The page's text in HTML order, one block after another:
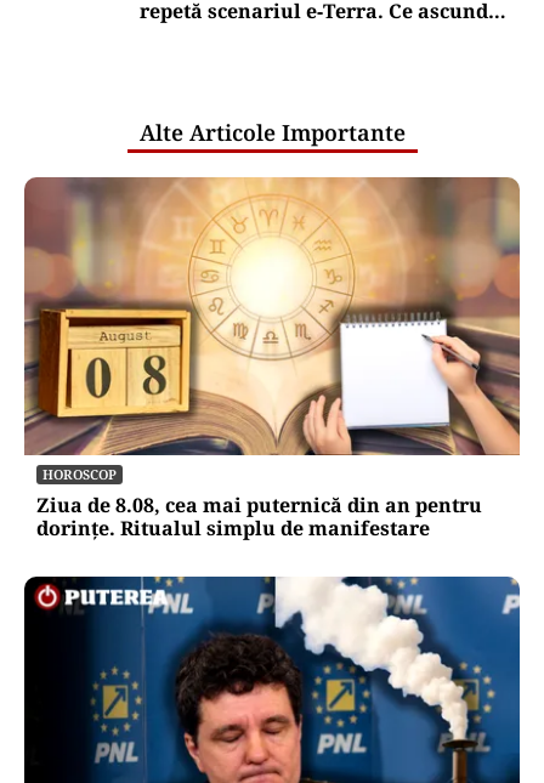
repetă scenariul e‑Terra. Ce ascund
Alte Articole Importante
HOROSCOP
Ziua de 8.08, cea mai puternică din an pentru
dorințe. Ritualul simplu de manifestare